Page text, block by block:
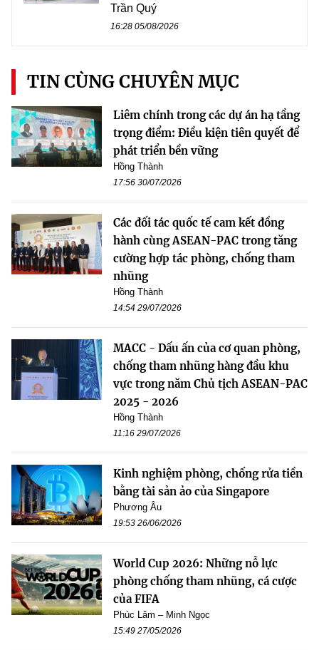
Trần Quý
16:28 05/08/2026
TIN CÙNG CHUYÊN MỤC
Liêm chính trong các dự án hạ tầng
trọng điểm: Điều kiện tiên quyết để
phát triển bền vững
Hồng Thành
17:56 30/07/2026
Các đối tác quốc tế cam kết đồng
hành cùng ASEAN-PAC trong tăng
cường hợp tác phòng, chống tham
nhũng
Hồng Thành
14:54 29/07/2026
MACC - Dấu ấn của cơ quan phòng,
chống tham nhũng hàng đầu khu
vực trong năm Chủ tịch ASEAN-PAC
2025 - 2026
Hồng Thành
11:16 29/07/2026
Kinh nghiệm phòng, chống rửa tiền
bằng tài sản ảo của Singapore
Phương Âu
19:53 26/06/2026
World Cup 2026: Những nỗ lực
phòng chống tham nhũng, cá cược
của FIFA
Phúc Lâm – Minh Ngọc
15:49 27/05/2026